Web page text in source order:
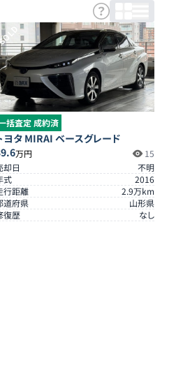
括査定 成約済
ヨタ MIRAI ベースグレード
万円
15
却日
不明
式
2016
行距離
2.9万km
道府県
山形県
復歴
なし